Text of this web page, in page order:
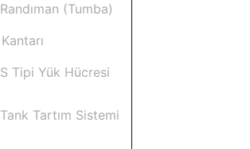
Randıman (Tumba)
Kantarı
S Tipi Yük Hücresi
Tank Tartım Sistemi